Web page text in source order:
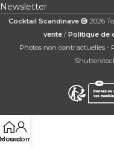
Newsletter
Cocktail Scandinave 2026
vente/ Politique de
Photos non contractuelles -
compte